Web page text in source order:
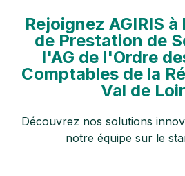
Rejoignez AGIRIS à
de Prestation de
l'AG de l'Ordre
Comptables de la
Val de
Découvrez nos solutions
notre équipe sur le